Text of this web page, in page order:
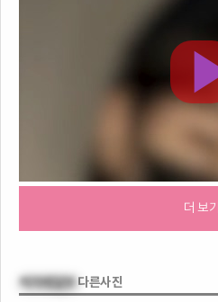
더 보기
여자배달부 다른사진